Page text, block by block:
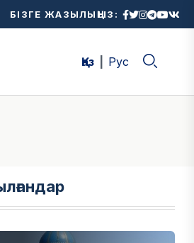
БІЗГЕ ЖАЗЫЛЫҢЫЗ:
Қаз Рус